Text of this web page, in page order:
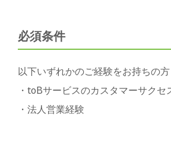
必須条件
以下いずれかのご経験をお持ちの方
・toBサービスのカスタマーサクセ
・法人営業経験